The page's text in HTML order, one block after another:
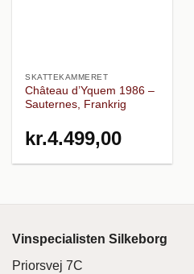
SKATTEKAMMERET
Château d’Yquem 1986 –
Sauternes, Frankrig
kr.4.499,00
Vinspecialisten Silkeborg
Priorsvej 7C